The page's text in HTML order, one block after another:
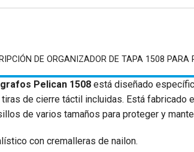
DE ORGANIZADOR DE TAPA 1508 PARA
Pelican 1508 está diseñado
de cierre táctil incluidas. Está fabricado
de varios tamaños para proteger y
con cremalleras de nailon.